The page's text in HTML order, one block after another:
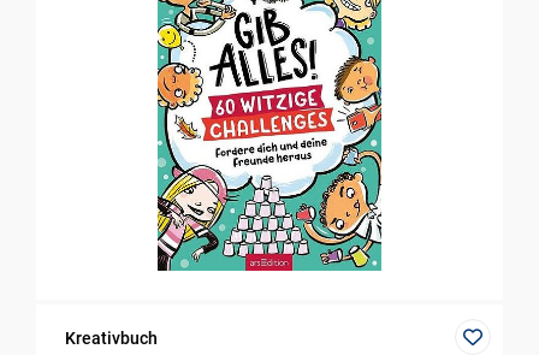
Kreativbuch